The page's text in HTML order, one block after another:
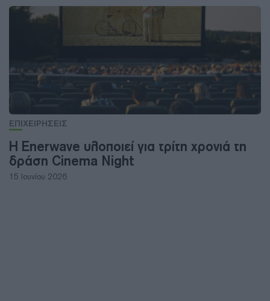
ΕΠΙΧΕΙΡΗΣΕΙΣ
Η Enerwave υλοποιεί για τρίτη χρονιά τη
δράση Cinema Night
15 Ιουνίου 2026